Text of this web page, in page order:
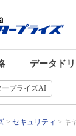
データド
ープライズAI
セキュリティ キ